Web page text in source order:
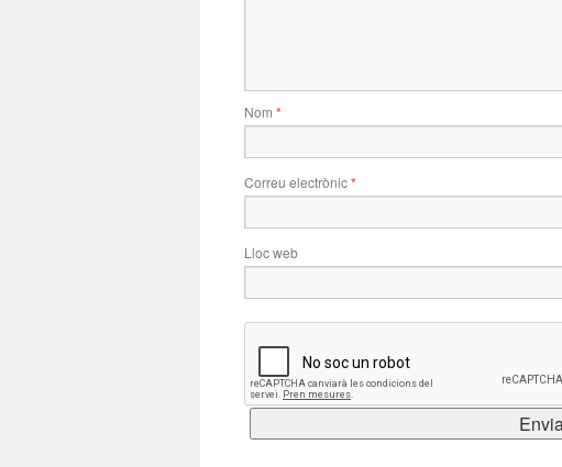
Nom *
Correu electrònic*
Lloc web